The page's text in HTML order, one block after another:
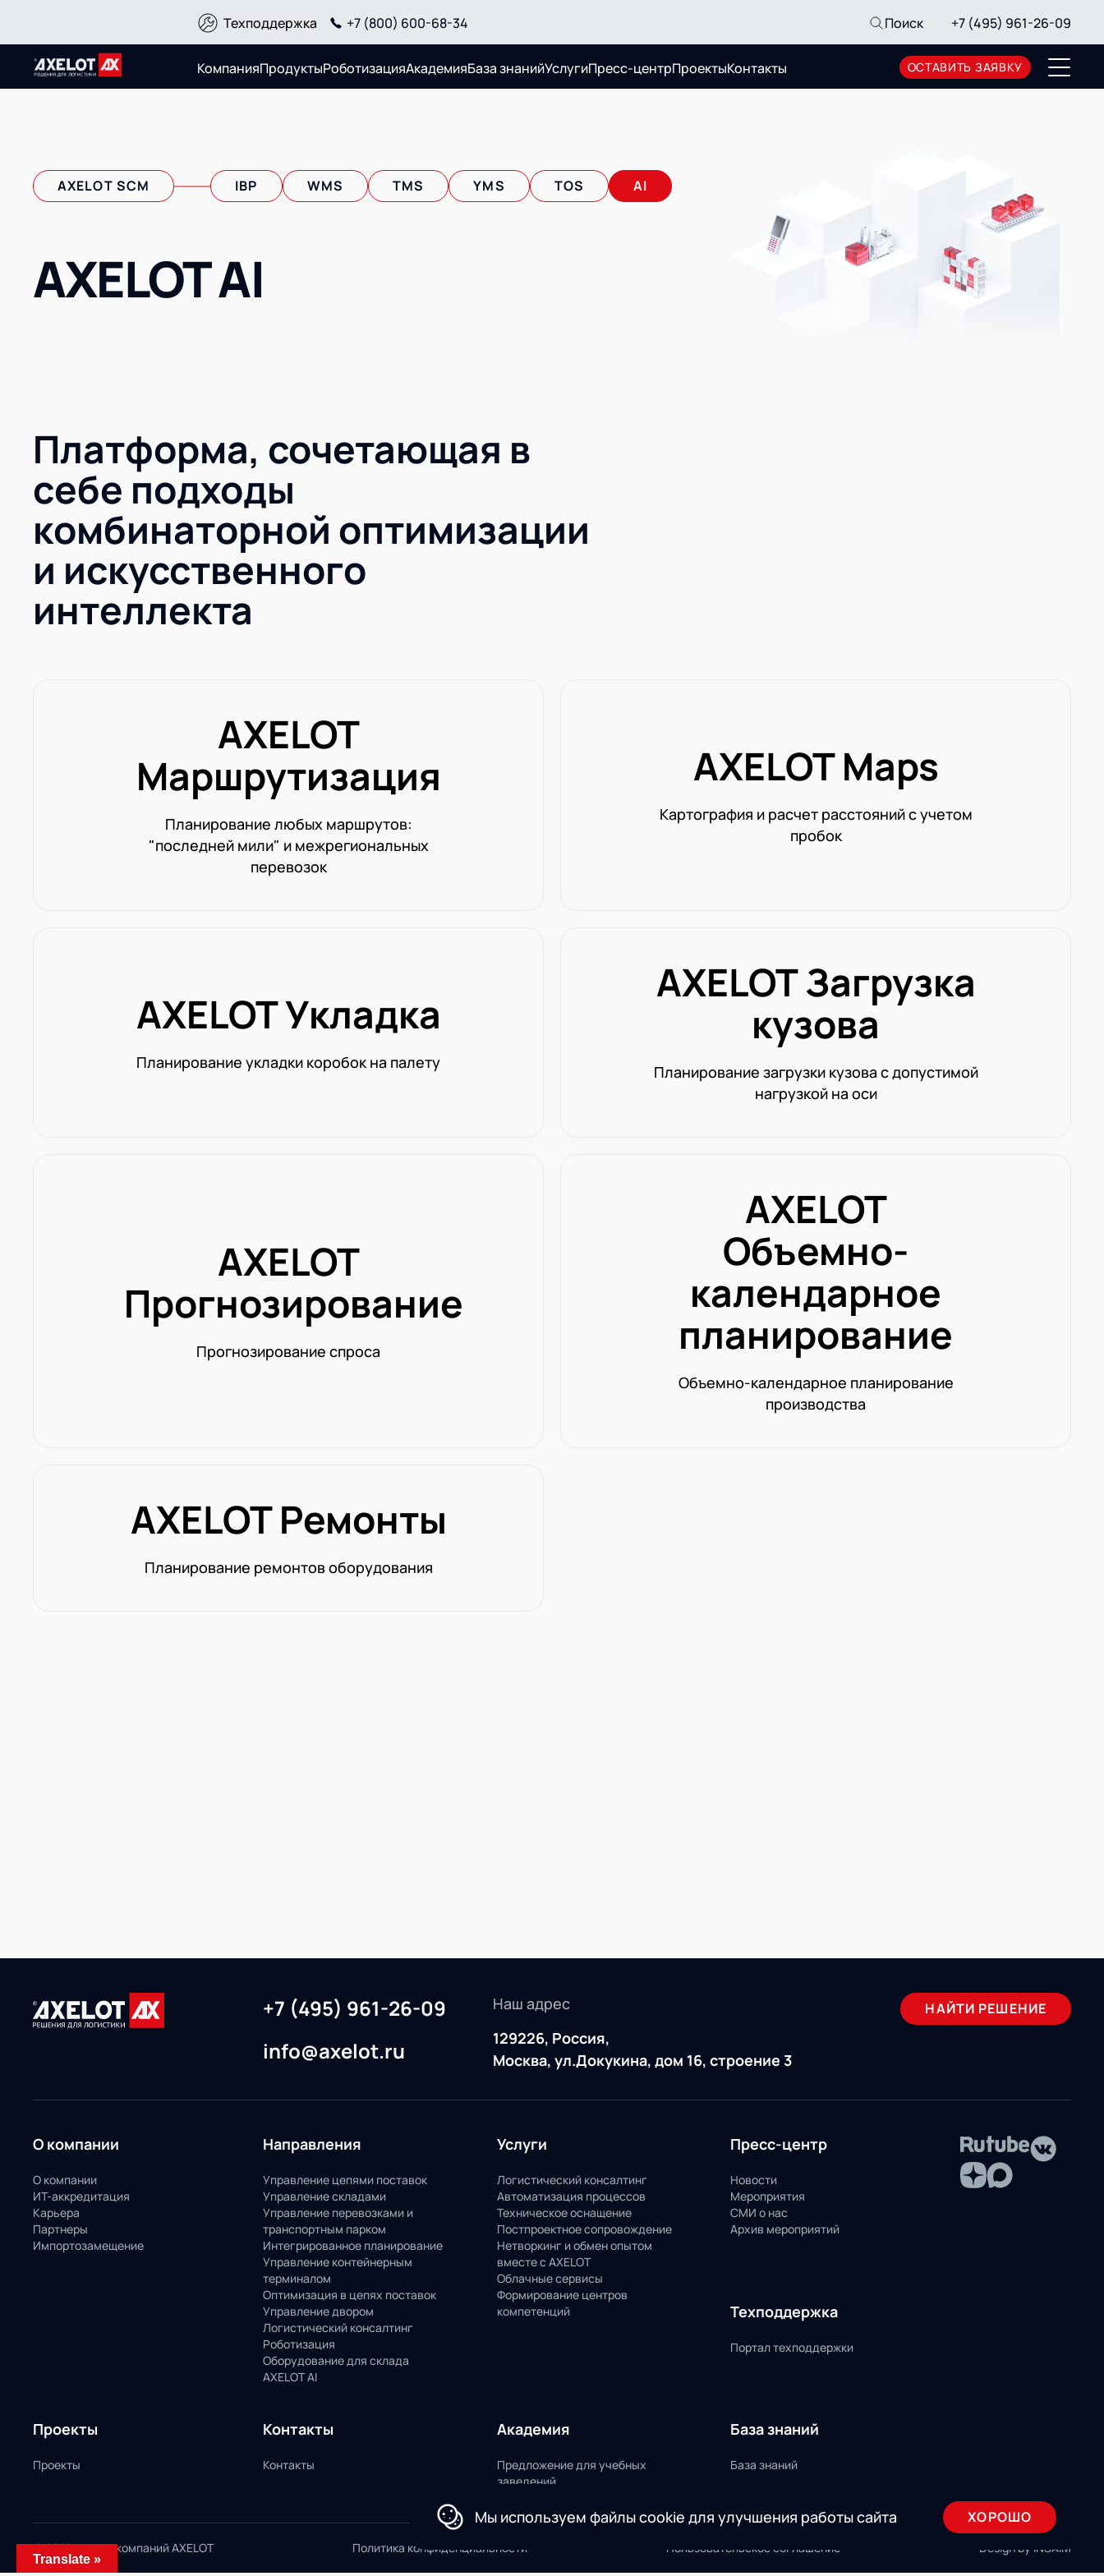
Техподдержка +7 (800) 600-68-34 Поиск +7 (495) 961-26-09
КомпанияПродуктыРоботизацияАкадемияБаза знанийУслугиПресс-центрПроектыКонтакты ОСТАВИТЬ ЗАЯВКУ
О компании
ИТ-аккредитация
Управление цепями поставок
Управление складами
Логистический консалтинг
Автоматизация процессов
СМИ о нас
Архив мероприятий
Проекты Контакты
Предложение для учебных
AXELOT SCM IBP WMS TMS YMS TOS AI
AXELOT AI
Платформа, сочетающая в
себе подходы
комбинаторной оптимизации
и искусственного
интеллекта
AXELOT
Маршрутизация
Планирование любых маршрутов:
"последней мили" и межрегиональных
перевозок
AXELOT Maps
Картография и расчет расстояний с учетом
пробок
AXELOT Укладка
Планирование укладки коробок на палету
AXELOT Загрузка
кузова
Планирование загрузки кузова с допустимой
нагрузкой на оси
AXELOT
Прогнозирование
Прогнозирование спроса
AXELOT
Объемно-
календарное
планирование
Объемно-календарное планирование
производства
AXELOT Ремонты
Планирование ремонтов оборудования
+7 (495) 961-26-09
info@axelot.ru
Наш адрес
129226, Россия,
Москва, ул.Докукина, дом 16, строение 3
НАЙТИ РЕШЕНИЕ
О компании
О компании
ИТ-аккредитация
Карьера
Партнеры
Импортозамещение
Направления
Управление цепями поставок
Управление складами
Управление перевозками и
транспортным парком
Интегрированное планирование
Управление контейнерным
терминалом
Оптимизация в цепях поставок
Управление двором
Логистический консалтинг
Роботизация
Оборудование для склада
AXELOT AI
Услуги
Логистический консалтинг
Автоматизация процессов
Техническое оснащение
Постпроектное сопровождение
Нетворкинг и обмен опытом
вместе с AXELOT
Облачные сервисы
Формирование центров
компетенций
Пресс-центр
Новости
Мероприятия
СМИ о нас
Архив мероприятий
Техподдержка
Портал техподдержки
Проекты
Проекты
Контакты
Контакты
Академия
Предложение для учебных
заведений
База знаний
База знаний
© 2026 Группа компаний AXELOT Политика конфиденциальности Пользовательское соглашение Design by INSAIM
Мы используем файлы cookie для улучшения работы сайта ХОРОШО
Translate »